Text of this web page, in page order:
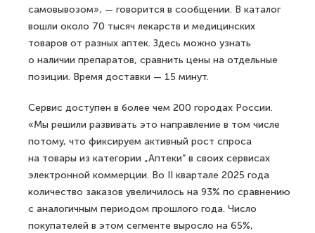
самовывозом», — говорится в сообщении. В каталог
вошли около 70 тысяч лекарств и медицинских
товаров от разных аптек. Здесь можно узнать
о наличии препаратов, сравнить цены на отдельные
позиции. Время доставки — 15 минут.
Сервис доступен в более чем 200 городах России.
«Мы решили развивать это направление в том числе
потому, что фиксируем активный рост спроса
на товары из категории „Аптеки“ в своих сервисах
электронной коммерции. Во II квартале 2025 года
количество заказов увеличилось на 93% по сравнению
с аналогичным периодом прошлого года. Число
покупателей в этом сегменте выросло на 65%,